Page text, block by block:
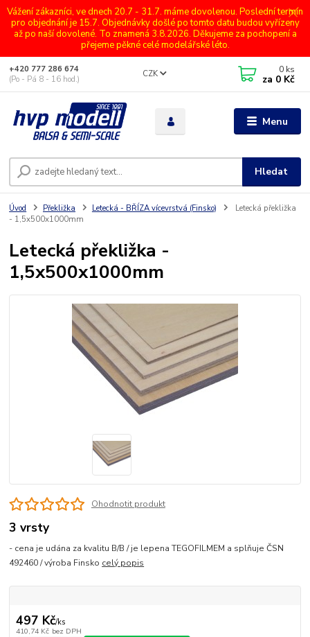
Vážení zákazníci, ve dnech 20.7 - 31.7. máme dovolenou. Poslední termín
pro objednání je 15.7. Objednávky došlé po tomto datu budou vyřízeny
až po naší dovolené. To znamená 3.8.2026. Děkujeme za pochopení a
přejeme pěkné celé modelářské léto.
Menu
CZK
Hledat
+420 777 286 674
(Po - Pá 8 - 16 hod.)
0 ks
za 0 Kč
Úvod Překližka Letecká - BŘÍZA vícevrstvá (Finsko)
Letecká překližka
- 1,5x500x1000mm
Letecká překližka -
1,5x500x1000mm
Ohodnotit produkt
3 vrsty
- cena je udána za kvalitu B/B / je lepena TEGOFILMEM a splňuje ČSN
492460 / výroba Finsko celý popis
497 Kč/ks
410,74 Kč bez DPH